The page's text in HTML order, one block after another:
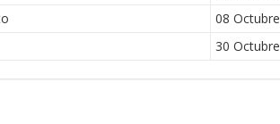
08 Octubre
30 Octubre